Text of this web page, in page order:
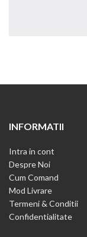
INFORMATII
Intra in cont
Despre Noi
Cum Comand
Mod Livrare
Termeni & Conditii
Confidentialitate